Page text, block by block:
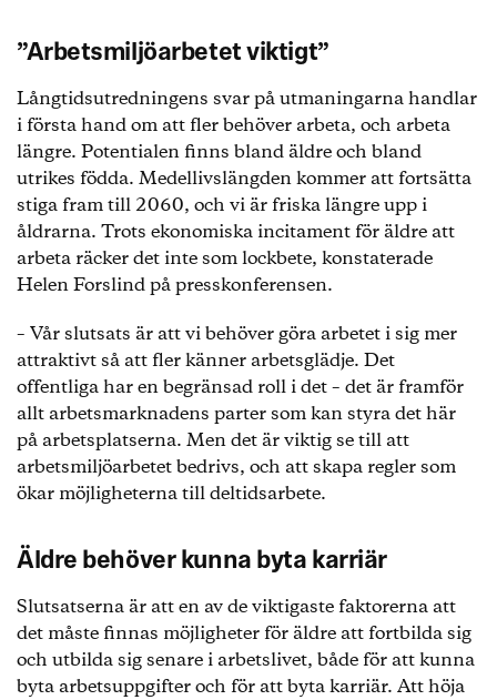
”Arbetsmiljöarbetet viktigt”
Långtidsutredningens svar på utmaningarna handlar
i första hand om att fler behöver arbeta, och arbeta
längre. Potentialen finns bland äldre och bland
utrikes födda. Medellivslängden kommer att fortsätta
stiga fram till 2060, och vi är friska längre upp i
åldrarna. Trots ekonomiska incitament för äldre att
arbeta räcker det inte som lockbete, konstaterade
Helen Forslind på presskonferensen.
– Vår slutsats är att vi behöver göra arbetet i sig mer
attraktivt så att fler känner arbetsglädje. Det
offentliga har en begränsad roll i det – det är framför
allt arbetsmarknadens parter som kan styra det här
på arbetsplatserna. Men det är viktig se till att
arbetsmiljöarbetet bedrivs, och att skapa regler som
ökar möjligheterna till deltidsarbete.
Äldre behöver kunna byta karriär
Slutsatserna är att en av de viktigaste faktorerna att
det måste finnas möjligheter för äldre att fortbilda sig
och utbilda sig senare i arbetslivet, både för att kunna
byta arbetsuppgifter och för att byta karriär. Att höja